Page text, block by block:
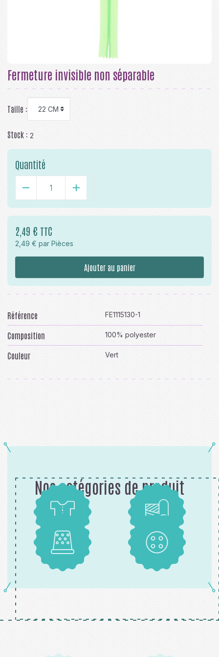
Fermeture invisible non séparable
Taille :
Stock : 2
Quantité
- +
2,49 € TTC
2,49 € par Pièces
Ajouter au panier
Référence FE1115130-1
Composition 100% polyester
Couleur Vert
Nos catégories de produit
Patrons Tissus
Mercerie Boutons